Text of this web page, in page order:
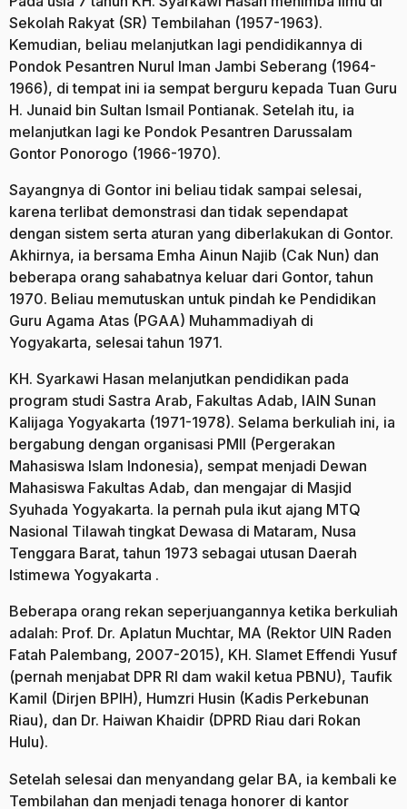
Sekolah Rakyat (SR) Tembilahan (1957-1963).
Kemudian, beliau melanjutkan lagi pendidikannya di
Pondok Pesantren Nurul Iman Jambi Seberang (1964-
1966), di tempat ini ia sempat berguru kepada Tuan Guru
H. Junaid bin Sultan Ismail Pontianak. Setelah itu, ia
melanjutkan lagi ke Pondok Pesantren Darussalam
Gontor Ponorogo (1966-1970).
Sayangnya di Gontor ini beliau tidak sampai selesai,
karena terlibat demonstrasi dan tidak sependapat
dengan sistem serta aturan yang diberlakukan di Gontor.
Akhirnya, ia bersama Emha Ainun Najib (Cak Nun) dan
beberapa orang sahabatnya keluar dari Gontor, tahun
1970. Beliau memutuskan untuk pindah ke Pendidikan
Guru Agama Atas (PGAA) Muhammadiyah di
Yogyakarta, selesai tahun 1971.
KH. Syarkawi Hasan melanjutkan pendidikan pada
program studi Sastra Arab, Fakultas Adab, IAIN Sunan
Kalijaga Yogyakarta (1971-1978). Selama berkuliah ini, ia
bergabung dengan organisasi PMII (Pergerakan
Mahasiswa Islam Indonesia), sempat menjadi Dewan
Mahasiswa Fakultas Adab, dan mengajar di Masjid
Syuhada Yogyakarta. Ia pernah pula ikut ajang MTQ
Nasional Tilawah tingkat Dewasa di Mataram, Nusa
Tenggara Barat, tahun 1973 sebagai utusan Daerah
Istimewa Yogyakarta .
Beberapa orang rekan seperjuangannya ketika berkuliah
adalah: Prof. Dr. Aplatun Muchtar, MA (Rektor UIN Raden
Fatah Palembang, 2007-2015), KH. Slamet Effendi Yusuf
(pernah menjabat DPR RI dam wakil ketua PBNU), Taufik
Kamil (Dirjen BPIH), Humzri Husin (Kadis Perkebunan
Riau), dan Dr. Haiwan Khaidir (DPRD Riau dari Rokan
Hulu).
Setelah selesai dan menyandang gelar BA, ia kembali ke
Tembilahan dan menjadi tenaga honorer di kantor